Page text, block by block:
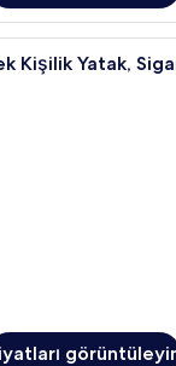
yorgan, güneşlik/
Kişilik Yatak,